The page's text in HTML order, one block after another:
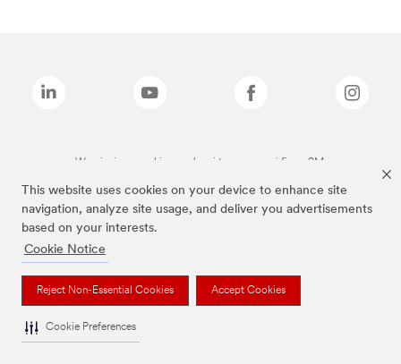
This website uses cookies on your device to enhance site
navigation, analyze site usage, and deliver you advertisements
based on your interests.
Cookie Notice
Reject Non-Essential Cookies Accept Cookies
Cookie Preferences
Wymienione marki są znakami towarowymi firmy 3M.